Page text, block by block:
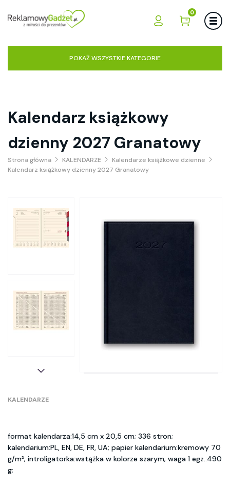
0
POKAŻ WSZYSTKIE KATEGORIE
Kalendarz książkowy
dzienny 2027 Granatowy
Strona główna KALENDARZE
Kalendarze książkowe dzienne
Kalendarz książkowy dzienny 2027 Granatowy
KALENDARZE
format kalendarza:14,5 cm x 20,5 cm; 336 stron;
kalendarium:PL, EN, DE, FR, UA; papier kalendarium:kremowy 70
g/m²; introligatorka:wstążka w kolorze szarym; waga 1 egz.:490
g;